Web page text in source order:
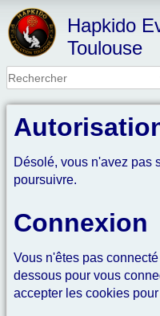
Hapkido
Toulouse
Désolé, vous n'avez pas
poursuivre.
Connexion
Vous n'êtes pas
dessous pour vous
accepter les cookies